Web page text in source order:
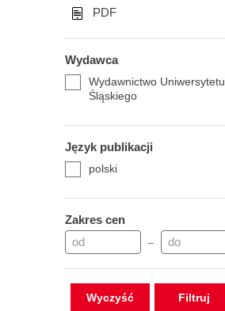
PDF
Wydawca
Wydawnictwo Uniwersytetu
Śląskiego
Język publikacji
polski
Zakres cen
–
Wyczyść